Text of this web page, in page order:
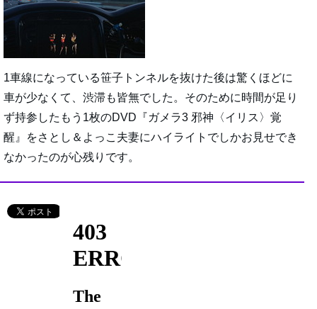
1車線になっている笹子トンネルを抜けた後は驚くほどに
車が少なくて、渋滞も皆無でした。そのために時間が足り
ず持参したもう1枚のDVD『ガメラ3 邪神〈イリス〉覚
醒』をさとし＆よっこ夫妻にハイライトでしかお見せでき
なかったのが心残りです。